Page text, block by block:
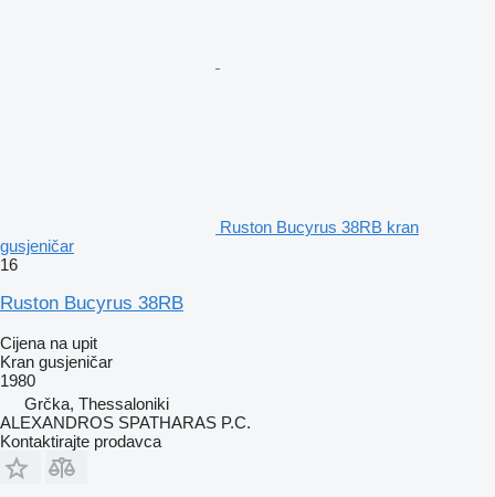
Ruston Bucyrus 38RB kran
gusjeničar
16
Ruston Bucyrus 38RB
Cijena na upit
Kran gusjeničar
1980
Grčka, Thessaloniki
ALEXANDROS SPATHARAS P.C.
Kontaktirajte prodavca